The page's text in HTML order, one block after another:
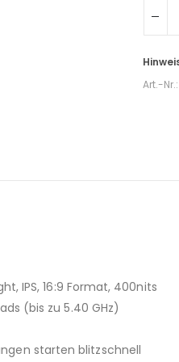
Art.-Nr.:
IPS, 16:9 Format, 400nits
(bis zu 5.40 GHz)
starten blitzschnell